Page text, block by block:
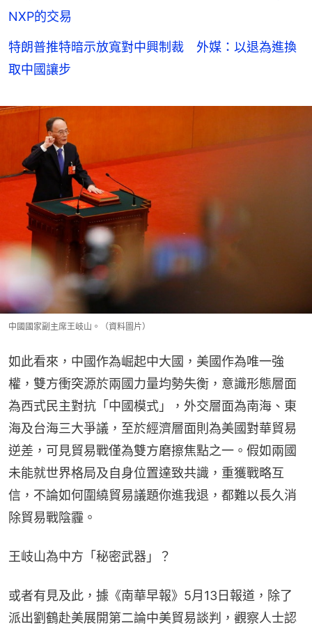
NXP的交易
特朗普推特暗示放寬對中興制裁 外媒：以退為進換
取中國讓步
中國國家副主席王岐山。（資料圖片）
如此看來，中國作為崛起中大國，美國作為唯一強
權，雙方衝突源於兩國力量均勢失衡，意識形態層面
為西式民主對抗「中國模式」，外交層面為南海、東
海及台海三大爭議，至於經濟層面則為美國對華貿易
逆差，可見貿易戰僅為雙方磨擦焦點之一。假如兩國
未能就世界格局及自身位置達致共識，重獲戰略互
信，不論如何圍繞貿易議題你進我退，都難以長久消
除貿易戰陰霾。
王岐山為中方「秘密武器」？
或者有見及此，據《南華早報》5月13日報道，除了
派出劉鶴赴美展開第二論中美貿易談判，觀察人士認